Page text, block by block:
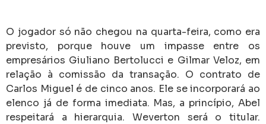
O jogador só não chegou na quarta-feira, como era
previsto, porque houve um impasse entre os
empresários Giuliano Bertolucci e Gilmar Veloz, em
relação à comissão da transação. O contrato de
Carlos Miguel é de cinco anos. Ele se incorporará ao
elenco já de forma imediata. Mas, a princípio, Abel
respeitará a hierarquia. Weverton será o titular.